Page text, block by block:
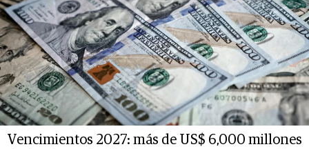
Vencimientos 2027: más de US$ 6,000 millones